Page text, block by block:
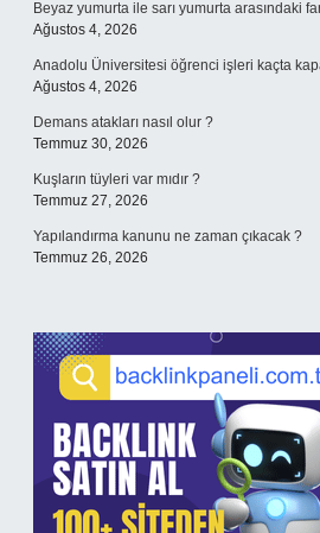
Beyaz yumurta ile sarı yumurta arasındaki
Ağustos 4, 2026
Anadolu Üniversitesi öğrenci işleri kaçta
Ağustos 4, 2026
Demans atakları nasıl olur ?
Temmuz 30, 2026
Kuşların tüyleri var mıdır ?
Temmuz 27, 2026
Yapılandırma kanunu ne zaman çıkacak ?
Temmuz 26, 2026